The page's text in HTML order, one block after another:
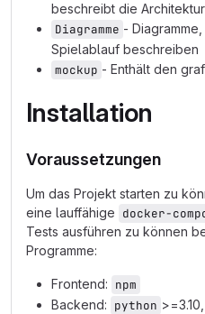
beschreibt die
Diagramme -
Spielablauf beschreiben
mockup - Enthält den
Installation
Voraussetzungen
Um das Projekt starten zu
eine lauffähige docker-
Tests ausführen zu können
Programme:
Frontend: npm
Backend: python >=3.10,